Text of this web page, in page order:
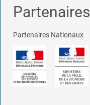
Partenaires
Partenaires Nationaux